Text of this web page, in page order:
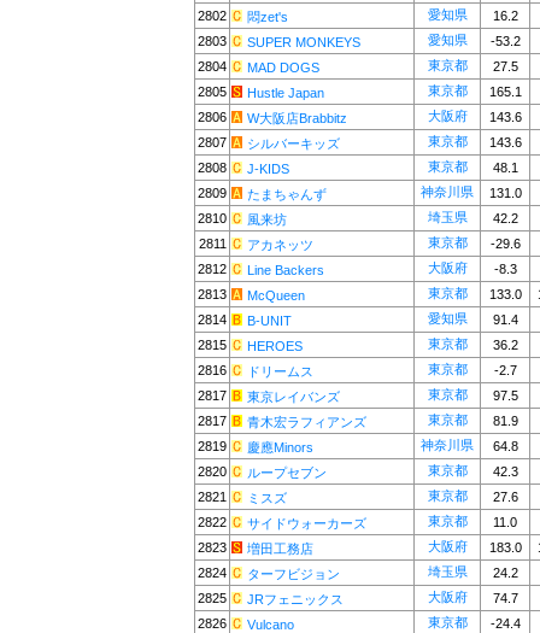
2802
悶zet's 愛知県
16.2
2803
SUPER MONKEYS 愛知県
-53.2
2804
MAD DOGS 東京都
27.5
2805
Hustle Japan 東京都
165.1
2806
W大阪店Brabbitz 大阪府
143.6
2807
シルバーキッズ 東京都
143.6
2808
J-KIDS 東京都
48.1
2809
たまちゃんず 神奈川県
131.0
2810
風来坊 埼玉県
42.2
2811
アカネッツ 東京都
-29.6
2812
Line Backers 大阪府
-8.3
2813
McQueen 東京都 133.0
2814
B-UNIT 愛知県
91.4
2815
HEROES 東京都
36.2
2816
ドリームス 東京都
-2.7
2817
東京レイバンズ 東京都
97.5
2817
青木宏ラフィアンズ 東京都
81.9
2819
慶應Minors 神奈川県
64.8
2820
ループセブン 東京都
42.3
2821
ミスズ 東京都
27.6
2822
サイドウォーカーズ 東京都
11.0
2823
増田工務店 大阪府 183.0
2824
ターフビジョン 埼玉県
24.2
2825
JRフェニックス 大阪府
74.7
2826
Vulcano 東京都
-24.4